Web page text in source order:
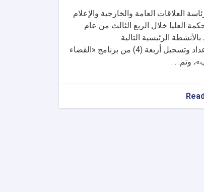
العلاقات العامة والخارجية والإعلام
العليا خلال الربع الثالث من عام
1- تم إعداد وتسجيل أربعة (4) من برنامج «القضاء
وتم. . .
تقرير